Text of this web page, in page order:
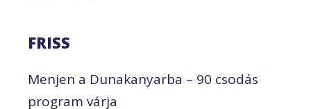
FRISS
Menjen a Dunakanyarba – 90 csodás
program várja